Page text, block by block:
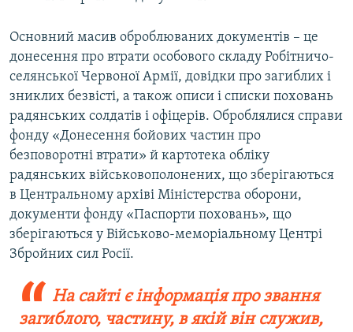
Основний масив оброблюваних документів – це
донесення про втрати особового складу Робітничо-
селянської Червоної Армії, довідки про загиблих і
зниклих безвісті, а також описи і списки поховань
радянських солдатів і офіцерів. Оброблялися справи
фонду «Донесення бойових частин про
безповоротні втрати» й картотека обліку
радянських військовополонених, що зберігаються
в Центральному архіві Міністерства оборони,
документи фонду «Паспорти поховань», що
зберігаються у Військово-меморіальному Центрі
Збройних сил Росії.
На сайті є інформація про звання
загиблого, частину, в якій він служив,